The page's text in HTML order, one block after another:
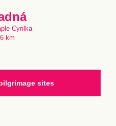
Cyrilka
km
sites